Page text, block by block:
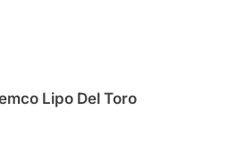
Lipo Del Toro